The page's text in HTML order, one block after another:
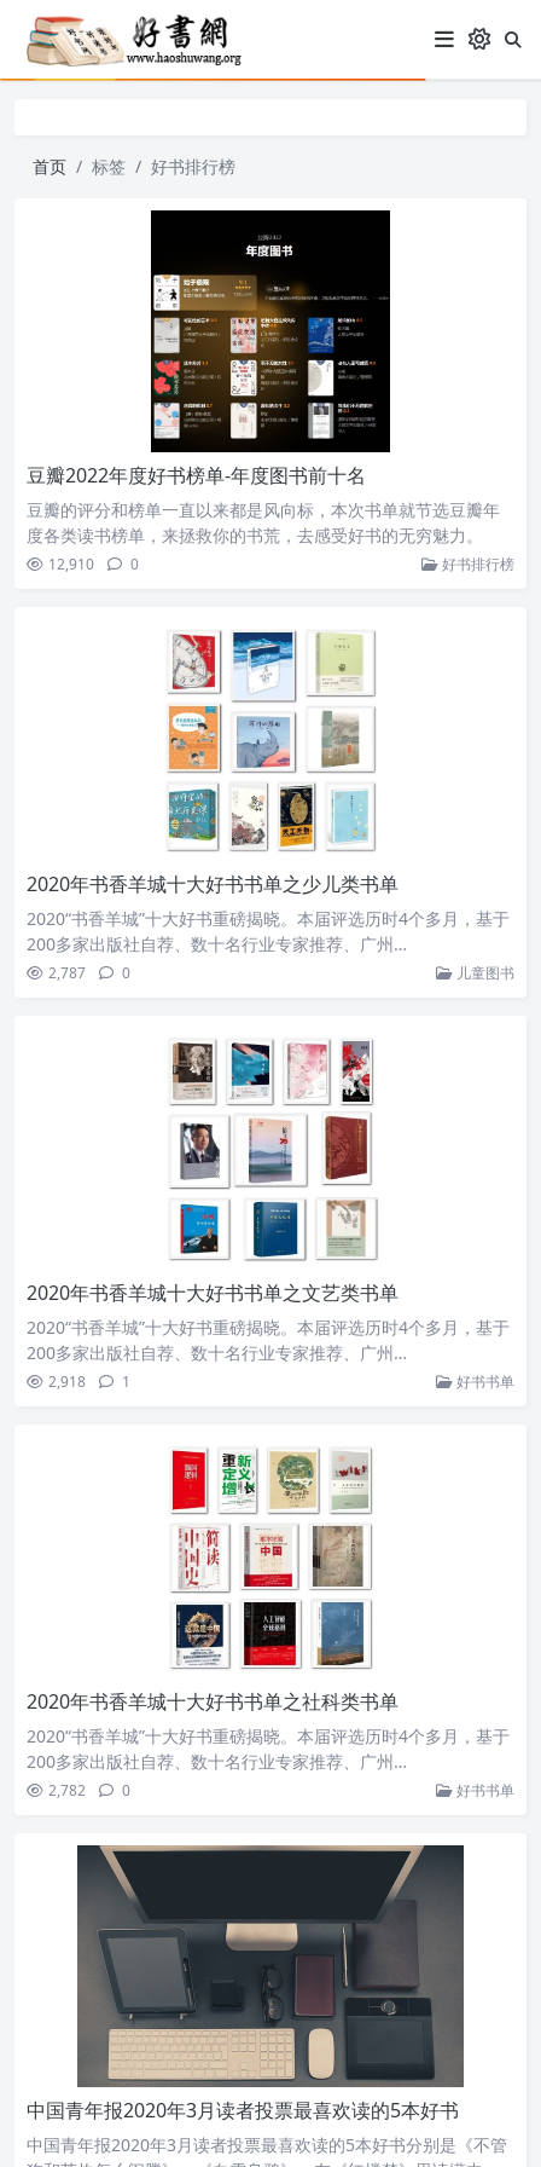
首页 标签 好书排行榜
豆瓣2022年度好书榜单-年度图书前十名
豆瓣的评分和榜单一直以来都是风向标，本次书单就节选豆瓣年
度各类读书榜单，来拯救你的书荒，去感受好书的无穷魅力。
12,910 0 好书排行榜
2020年书香羊城十大好书书单之少儿类书单
2020“书香羊城”十大好书重磅揭晓。本届评选历时4个多月，基于
200多家出版社自荐、数十名行业专家推荐、广州…
2,787 0 儿童图书
2020年书香羊城十大好书书单之文艺类书单
2020“书香羊城”十大好书重磅揭晓。本届评选历时4个多月，基于
200多家出版社自荐、数十名行业专家推荐、广州…
2,918 1 好书书单
2020年书香羊城十大好书书单之社科类书单
2020“书香羊城”十大好书重磅揭晓。本届评选历时4个多月，基于
200多家出版社自荐、数十名行业专家推荐、广州…
2,782 0 好书书单
中国青年报2020年3月读者投票最喜欢读的5本好书
中国青年报2020年3月读者投票最喜欢读的5本好书分别是《不管